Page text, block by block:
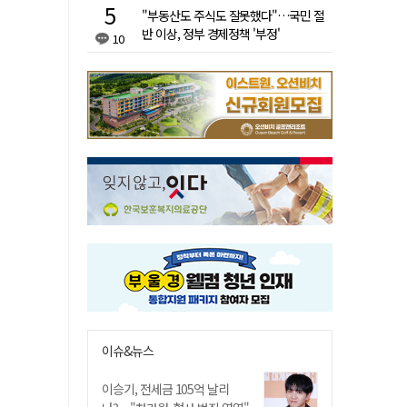
10
"부동산도 주식도 잘못했다"…국민 절
반 이상, 정부 경제정책 '부정'
이슈&뉴스
이승기, 전세금 105억 날리